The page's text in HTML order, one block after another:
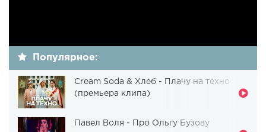
Популярное:
Cream Soda & Хлеб - Плачу на техно
(премьера клипа)
Павел Воля - Про Ольгу Бузову